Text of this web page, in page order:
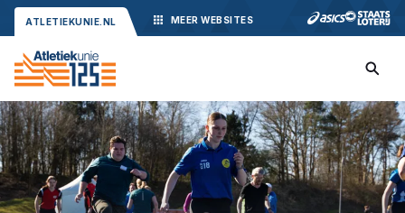
ATLETIEKUNIE.NL MEER WEBSITES